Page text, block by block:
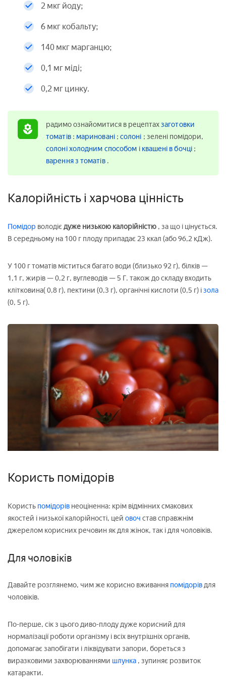
2 мкг йоду;
6 мкг кобальту;
140 мкг марганцю;
0,1 мг міді;
0,2 мг цинку.
радимо ознайомитися в рецептахзаготовки
томатів : мариновані ; солоні ; зелені помідори,
солоні холодним способом і квашені в бочці ;
варення з томатів .
Калорійність і харчова цінність
Помідор володіє дуже низькою калорійністю , за що і цінується.
В середньому на 100 г плоду припадає 23 ккал (або 96,2 кДж).
У 100 г томатів міститься багато води (близько 92 г), білків —
1,1 г, жирів — 0,2 г, вуглеводів — 5 Г. також до складу входить
клітковина( 0,8 г), пектини (0,3 г), органічні кислоти (0,5 г) ізола
(0, 5 г).
Користь помідорів
Користь помідорів неоціненна: крім відмінних смакових
якостей і низької калорійності, цей овоч став справжнім
джерелом корисних речовин як для жінок, так і для чоловіків.
Для чоловіків
Давайте розглянемо, чим же корисно вживання помідорівдля
чоловіків.
По-перше, сік з цього диво-плоду дуже корисний для
нормалізації роботи організму і всіх внутрішніх органів,
допомагає запобігати і ліквідувати запори, бореться з
виразковими захворюваннями шлунка , зупиняє розвиток
катаракти.